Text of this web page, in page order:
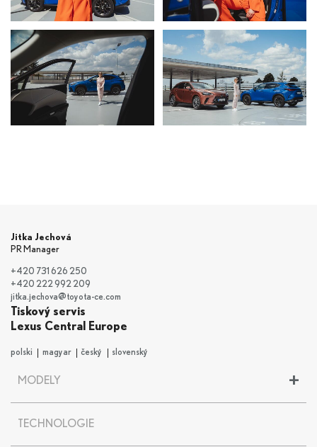
Jitka Jechová
PR Manager
+420 731 626 250
+420 222 992 209
jitka.jechova@toyota-ce.com
Tiskový servis
Lexus Central Europe
polski magyar český slovenský
+
MODELY
UX
UX 300e
TECHNOLOGIE